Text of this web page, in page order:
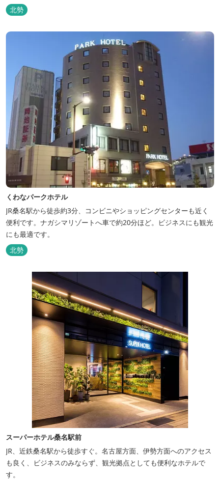
たします。
北勢
くわなパークホテル
JR桑名駅から徒歩約3分、コンビニやショッピングセンターも近く
便利です。ナガシマリゾートへ車で約20分ほど。ビジネスにも観光
にも最適です。
北勢
スーパーホテル桑名駅前
JR、近鉄桑名駅から徒歩すぐ。名古屋方面、伊勢方面へのアクセス
も良く、ビジネスのみならず、観光拠点としても便利なホテルで
す。